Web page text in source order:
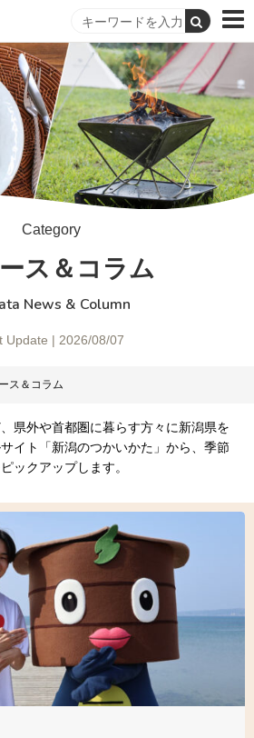
Category
ス＆コラム
News & Column
Update | 2026/08/07
ス＆コラム
県外や首都圏に暮らす方々に新潟県を
イト「新潟のつかいかた」から、季節
ックアップします。